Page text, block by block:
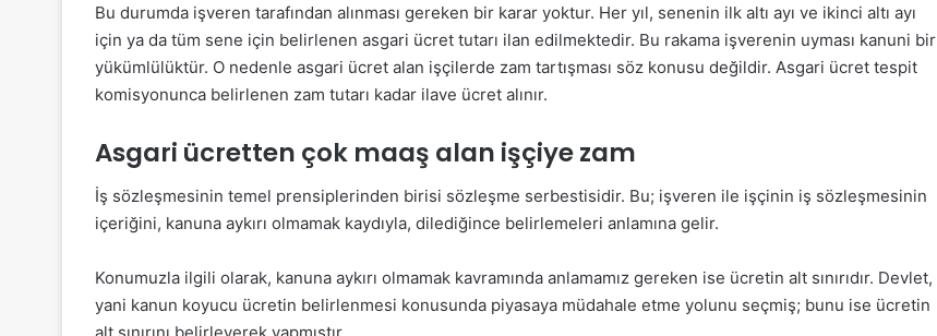
Bu durumda işveren tarafından alınması gereken bir karar yoktur. Her yıl, senenin ilk altı ayı ve ikinci altı ayı
için ya da tüm sene için belirlenen asgari ücret tutarı ilan edilmektedir. Bu rakama işverenin uyması kanuni bir
yükümlülüktür. O nedenle asgari ücret alan işçilerde zam tartışması söz konusu değildir. Asgari ücret tespit
komisyonunca belirlenen zam tutarı kadar ilave ücret alınır.
Asgari ücretten çok maaş alan işçiye zam
İş sözleşmesinin temel prensiplerinden birisi sözleşme serbestisidir. Bu; işveren ile işçinin iş sözleşmesinin
içeriğini, kanuna aykırı olmamak kaydıyla, dilediğince belirlemeleri anlamına gelir.
Konumuzla ilgili olarak, kanuna aykırı olmamak kavramında anlamamız gereken ise ücretin alt sınırıdır. Devlet,
yani kanun koyucu ücretin belirlenmesi konusunda piyasaya müdahale etme yolunu seçmiş; bunu ise ücretin